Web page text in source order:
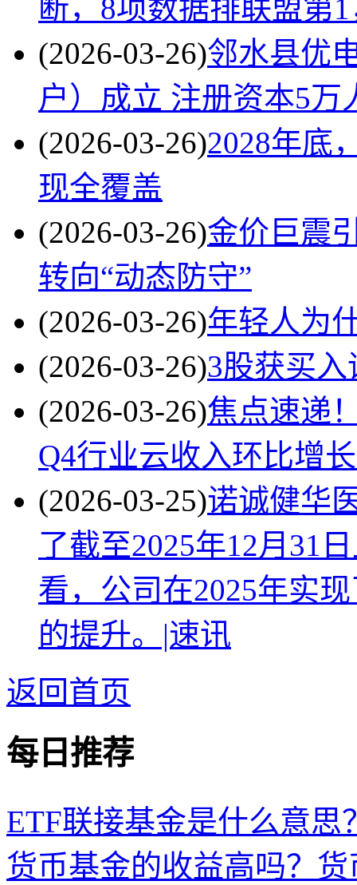
断，8项数据排联盟第
(2026-03-26)邻水县优
户）成立 注册资本5万
(2026-03-26)2028年底
现全覆盖
(2026-03-26)金价巨震
转向“动态防守”
(2026-03-26)年轻人为
(2026-03-26)3股获买
(2026-03-26)焦点速递
Q4行业云收入环比增
(2026-03-25)诺诚健华
了截至2025年12月31
看，公司在2025年实
的提升。|速讯
返回首页
每日推荐
ETF联接基金是什么意思
货币基金的收益高吗？